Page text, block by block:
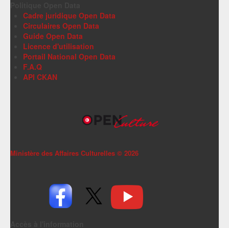
Cadre juridique Open Data
Circulaires Open Data
Guide Open Data
Licence d'utilisation
Portail National Open Data
F.A.Q
API CKAN
Ministère des Affaires Culturelles © 2026